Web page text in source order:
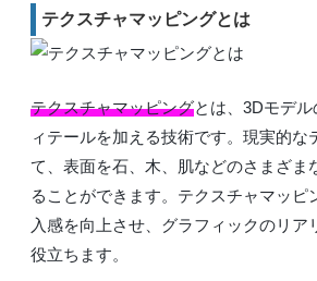
テクスチャマッピングとは
テクスチャマッピングとは、3Dモデ
ィテールを加える技術です。現実的な
て、表面を石、木、肌などのさまざま
ることができます。テクスチャマッピ
入感を向上させ、グラフィックのリア
役立ちます。